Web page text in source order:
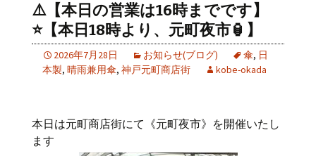
⚠️【本日の営業は16時までです】
⭐️【本日18時より、元町夜市🏮】
2026年7月28日 お知らせ(ブログ) 傘, 日
本製, 晴雨兼用傘, 神戸元町商店街 kobe-okada
本日は元町商店街にて《元町夜市》を開催いたし
ます